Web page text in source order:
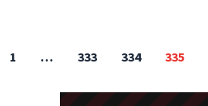
1 … 333 334 335